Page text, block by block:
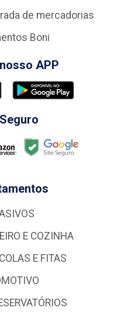
de mercadorias
Boni
APP
E COZINHA
E FITAS